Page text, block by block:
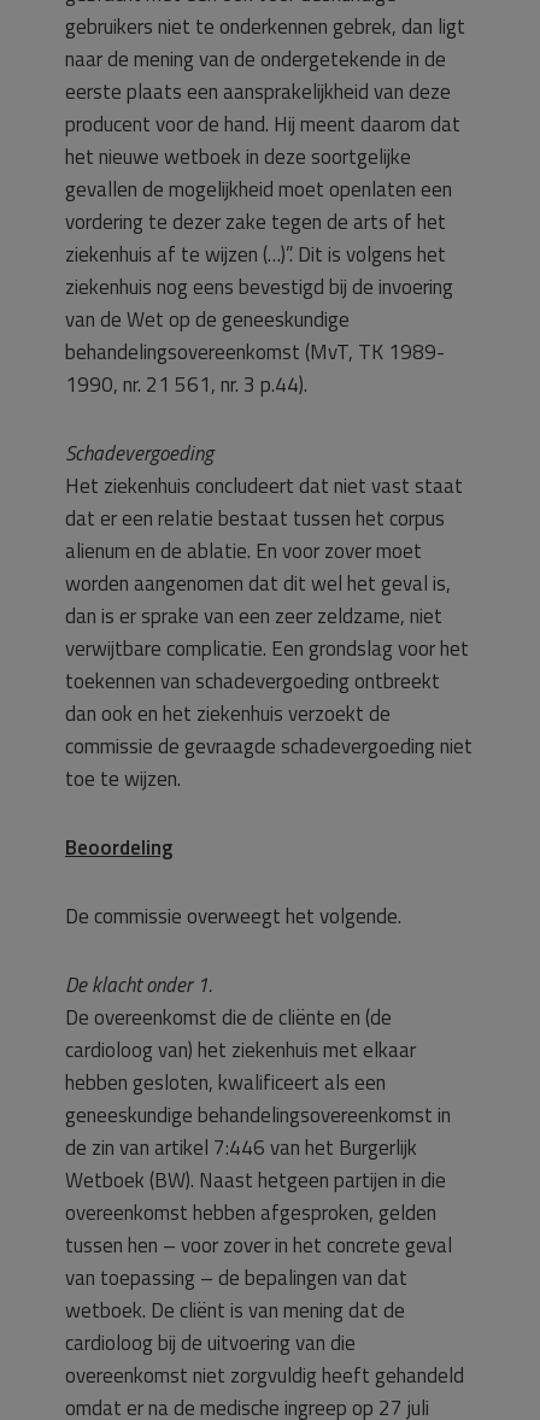
gebruikers niet te onderkennen gebrek, dan ligt
naar de mening van de ondergetekende in de
eerste plaats een aansprakelijkheid van deze
producent voor de hand. Hij meent daarom dat
het nieuwe wetboek in deze soortgelijke
gevallen de mogelijkheid moet openlaten een
vordering te dezer zake tegen de arts of het
ziekenhuis af te wijzen (…)”. Dit is volgens het
ziekenhuis nog eens bevestigd bij de invoering
van de Wet op de geneeskundige
behandelingsovereenkomst (MvT, TK 1989-
1990, nr. 21 561, nr. 3 p.44).
Schadevergoeding
Het ziekenhuis concludeert dat niet vast staat
dat er een relatie bestaat tussen het corpus
alienum en de ablatie. En voor zover moet
worden aangenomen dat dit wel het geval is,
dan is er sprake van een zeer zeldzame, niet
verwijtbare complicatie. Een grondslag voor het
toekennen van schadevergoeding ontbreekt
dan ook en het ziekenhuis verzoekt de
commissie de gevraagde schadevergoeding niet
toe te wijzen.
Beoordeling
De commissie overweegt het volgende.
De klacht onder 1.
De overeenkomst die de cliënte en (de
cardioloog van) het ziekenhuis met elkaar
hebben gesloten, kwalificeert als een
geneeskundige behandelingsovereenkomst in
de zin van artikel 7:446 van het Burgerlijk
Wetboek (BW). Naast hetgeen partijen in die
overeenkomst hebben afgesproken, gelden
tussen hen – voor zover in het concrete geval
van toepassing – de bepalingen van dat
wetboek. De cliënt is van mening dat de
cardioloog bij de uitvoering van die
overeenkomst niet zorgvuldig heeft gehandeld
omdat er na de medische ingreep op 27 juli